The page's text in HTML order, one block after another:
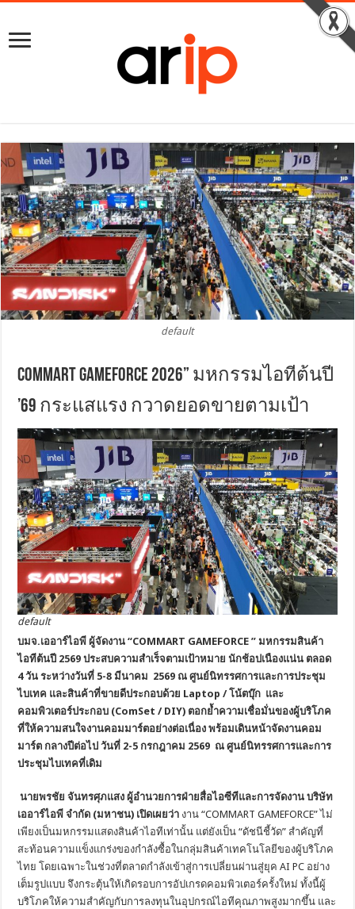
default
COMMART GAMEFORCE 2026” มหกรรมไอทีต้นปี
’69 กระแสแรง กวาดยอดขายตามเป้า
default
บมจ.เออาร์ไอพี ผู้จัดงาน “COMMART GAMEFORCE” มหกรรมสินค้า
ไอทีต้นปี 2569 ประสบความสำเร็จตามเป้าหมาย นักช้อปเนืองแน่น ตลอด
4 วัน ระหว่างวันที่ 5-8 มีนาคม 2569 ณ ศูนย์นิทรรศการและการประชุม
ไบเทค และสินค้าที่ขายดีประกอบด้วย Laptop / โน้ตบุ๊ก และ
คอมพิวเตอร์ประกอบ (ComSet / DIY) ตอกย้ำความเชื่อมั่นของผู้บริโภค
ที่ให้ความสนใจงานคอมมาร์ตอย่างต่อเนื่อง พร้อมเดินหน้าจัดงานคอม
มาร์ต กลางปีต่อไป วันที่ 2-5 กรกฎาคม 2569 ณ ศูนย์นิทรรศการและการ
ประชุมไบเทคที่เดิม
นายพรชัย จันทรศุภแสง ผู้อำนวยการฝ่ายสื่อไอซีทีและการจัดงาน บริษัท
เออาร์ไอพี จำกัด (มหาชน) เปิดเผยว่า งาน “COMMART GAMEFORCE” ไม่
เพียงเป็นมหกรรมแสดงสินค้าไอทีเท่านั้น แต่ยังเป็น “ดัชนีชี้วัด” สำคัญที่
สะท้อนความแข็งแกร่งของกำลังซื้อในกลุ่มสินค้าเทคโนโลยีของผู้บริโภค
ไทย โดยเฉพาะในช่วงที่ตลาดกำลังเข้าสู่การเปลี่ยนผ่านสู่ยุค AI PC อย่าง
เต็มรูปแบบ จึงกระตุ้นให้เกิดรอบการอัปเกรดคอมพิวเตอร์ครั้งใหม่ ทั้งนี้ผู้
บริโภคให้ความสำคัญกับการลงทุนในอุปกรณ์ไอทีคุณภาพสูงมากขึ้น และ